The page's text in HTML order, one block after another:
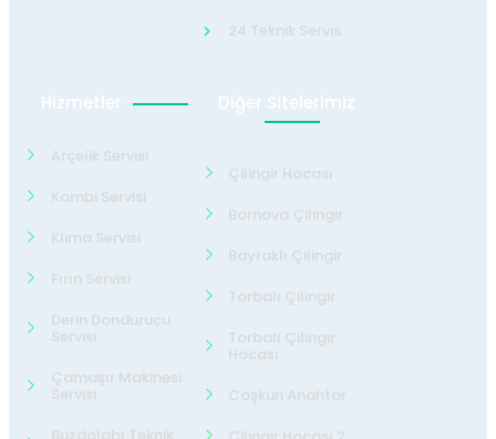
24 Teknik Servis
Hizmetler
Arçelik Servisi
Kombi Servisi
Klima Servisi
Fırın Servisi
Derin Dondurucu
Servisi
Çamaşır Makinesi
Servisi
Diğer Sitelerimiz
Çilingir Hocası
Bornova Çilingir
Bayraklı Çilingir
Torbalı Çilingir
Torbalı Çilingir
Hocası
Coşkun Anahtar